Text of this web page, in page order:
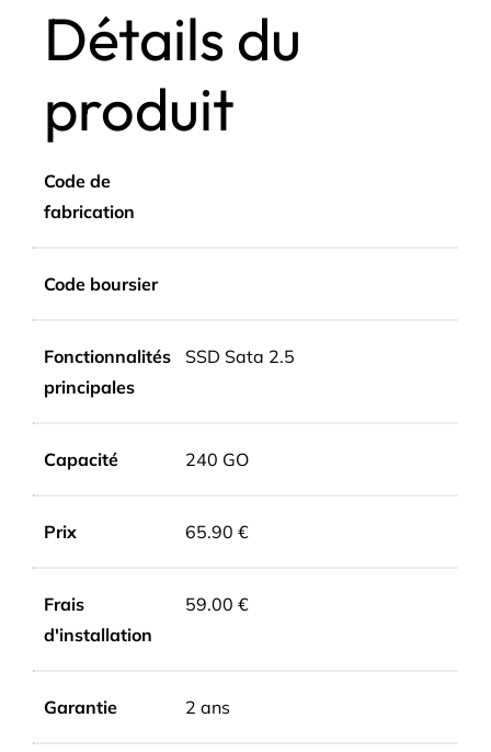
Détails du
produit
Code de
fabrication
Code boursier
Fonctionnalités
principales
SSD Sata 2.5
Capacité 240 GO
Prix 65.90 €
Frais
d'installation
59.00 €
Garantie 2 ans